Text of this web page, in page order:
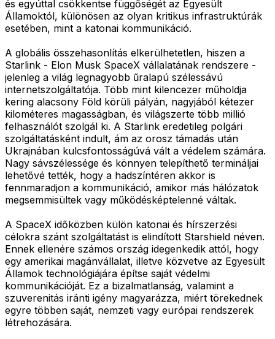
és egyúttal csökkentse függőségét az Egyesült
Államoktól, különösen az olyan kritikus infrastruktúrák
esetében, mint a katonai kommunikáció.
A globális összehasonlítás elkerülhetetlen, hiszen a
Starlink - Elon Musk SpaceX vállalatának rendszere -
jelenleg a világ legnagyobb űralapú szélessávú
internetszolgáltatója. Több mint kilencezer műholdja
kering alacsony Föld körüli pályán, nagyjából kétezer
kilométeres magasságban, és világszerte több millió
felhasználót szolgál ki. A Starlink eredetileg polgári
szolgáltatásként indult, ám az orosz támadás után
Ukrajnában kulcsfontosságúvá vált a védelem számára.
Nagy sávszélessége és könnyen telepíthető termináljai
lehetővé tették, hogy a hadszíntéren akkor is
fennmaradjon a kommunikáció, amikor más hálózatok
megsemmisültek vagy működésképtelenné váltak.
A SpaceX időközben külön katonai és hírszerzési
célokra szánt szolgáltatást is elindított Starshield néven.
Ennek ellenére számos ország idegenkedik attól, hogy
egy amerikai magánvállalat, illetve közvetve az Egyesült
Államok technológiájára építse saját védelmi
kommunikációját. Ez a bizalmatlanság, valamint a
szuverenitás iránti igény magyarázza, miért törekednek
egyre többen saját, nemzeti vagy európai rendszerek
létrehozására.